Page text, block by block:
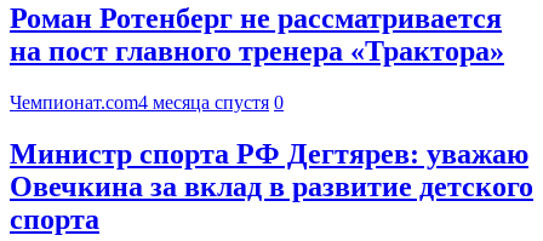
Роман Ротенберг не рассматривается
на пост главного тренера «Трактора»
Чемпионат.com4 месяца спустя 0
Министр спорта РФ Дегтярев: уважаю
Овечкина за вклад в развитие детского
спорта